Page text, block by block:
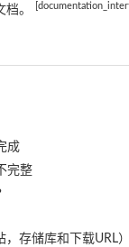
档。
成
完整
，存储库和下载URL